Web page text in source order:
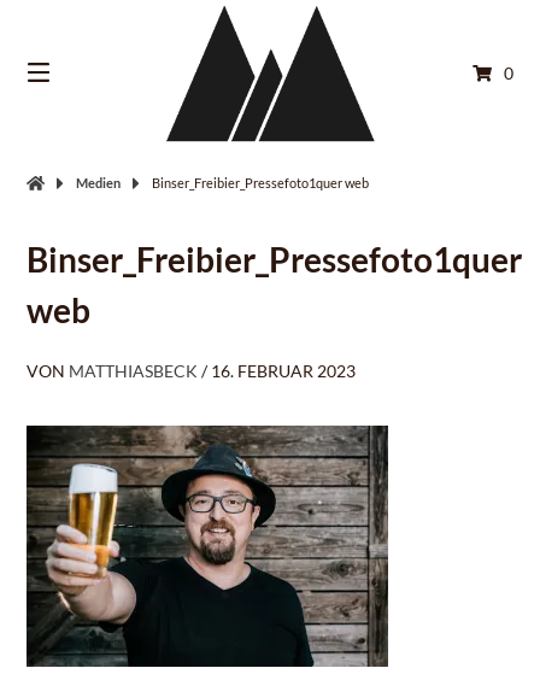
Inhalt
0
Medien Binser_Freibier_Pressefoto1quer web
Binser_Freibier_Pressefoto1quer
web
VON MATTHIASBECK / 16. FEBRUAR 2023